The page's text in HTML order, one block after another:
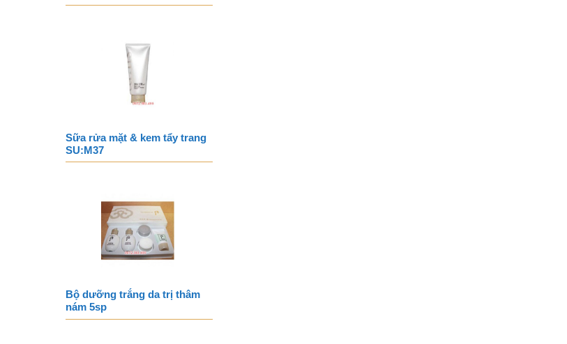
Sữa rửa mặt & kem tẩy trang
SU:M37
Bộ dưỡng trắng da trị thâm
nám 5sp